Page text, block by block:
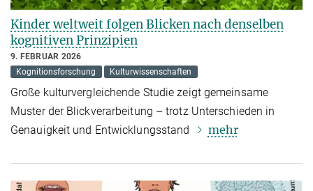
Kinder weltweit folgen Blicken nach denselben
kognitiven Prinzipien
9. FEBRUAR 2026
Kognitionsforschung
Kulturwissenschaften
Große kulturvergleichende Studie zeigt gemeinsame
Muster der Blickverarbeitung – trotz Unterschieden in
Genauigkeit und Entwicklungsstand
mehr